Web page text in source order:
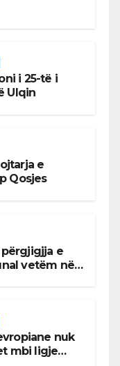
i 25-të i
Ulqin
e
Qosjes
përgjigjja e
vetëm në
nuk
mbi ligje